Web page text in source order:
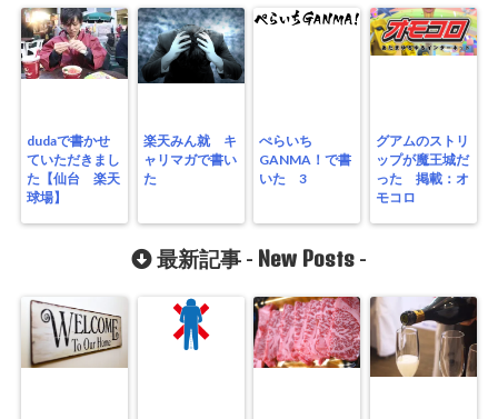
dudaで書かせ
ていただきまし
た【仙台 楽天
球場】
楽天みん就 キ
ャリマガで書い
た
ぺらいち
GANMA！で書
いた 3
グアムのストリ
ップが魔王城だ
った 掲載：オ
モコロ
最新記事 - New Posts -